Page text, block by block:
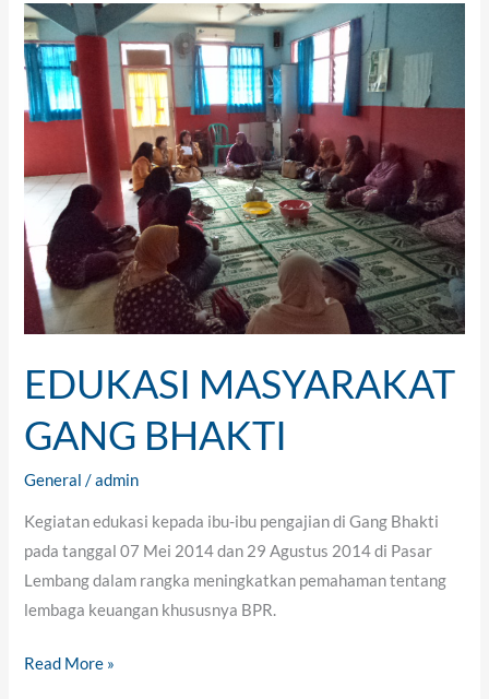
EDUKASI MASYARAKAT
GANG BHAKTI
General /admin
Kegiatan edukasi kepada ibu-ibu pengajian di Gang Bhakti
pada tanggal 07 Mei 2014 dan 29 Agustus 2014 di Pasar
Lembang dalam rangka meningkatkan pemahaman tentang
lembaga keuangan khususnya BPR.
EDUKASI
MASYARAKAT
GANG
BHAKTI
Read More »